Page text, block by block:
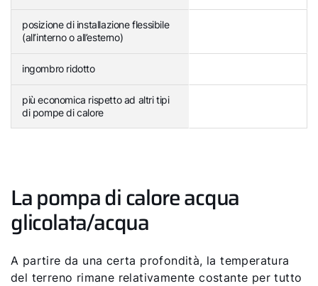
posizione di installazione flessibile
(all’interno o all’esterno)
ingombro ridotto
più economica rispetto ad altri tipi
di pompe di calore
La pompa di calore acqua
glicolata/acqua
A partire da una certa profondità, la temperatura
del terreno rimane relativamente costante per tutto